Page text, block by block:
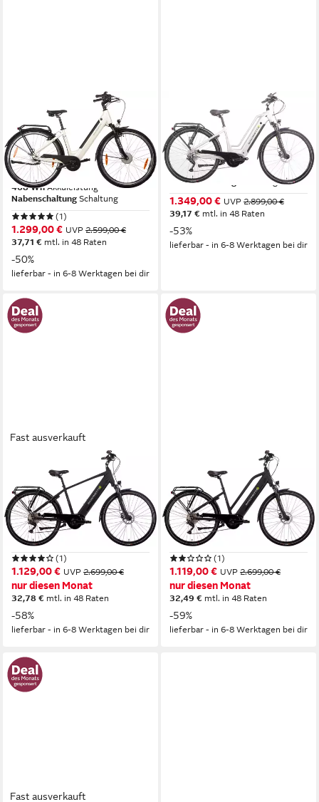
E-Bike Cityrad SAXONETTE
Comfort Plus 5.0 E-Bike
Damen 28 Zoll
Frontmotor
468 Wh Akkuleistung
Nabenschaltung Schaltung
(1)
1.299,00 € UVP 2.599,00 €
37,71 € mtl. in 48 Raten
-50%
lieferbar - in 6-8 Werktagen bei dir
SAXONETTE
E-Bike Trekkingrad Quantum
Sport
Mittelmotor Motor
540 Wh Akkuleistung
Kettenschaltung
Schaltung
1.349,00 € UVP 2.899,00 €
39,17 € mtl. in 48 Raten
-53%
lieferbar - in 6-8 Werktagen bei dir
Fast ausverkauft
E-Bike Trekkingrad Premium
Sport (Diamant)
Mittelmotor
Motor
522 Wh Akkuleistung
Kettenschaltung
Schaltung
(1)
1.129,00 € UVP 2.699,00 €
nur diesen Monat
32,78 € mtl. in 48 Raten
-58%
lieferbar - in 6-8 Werktagen bei dir
E-Bike Trekkingrad Premium
Sport (Trapez)
Mittelmotor
Motor
522 Wh Akkuleistung
Kettenschaltung
Schaltung
(1)
1.119,00 € UVP 2.699,00 €
nur diesen Monat
32,49 € mtl. in 48 Raten
-59%
lieferbar - in 6-8 Werktagen bei dir
Fast ausverkauft